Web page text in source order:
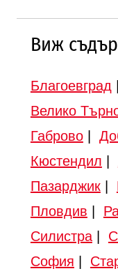
Виж
Благоевград
Велико
Габрово|
Кюстендил
Пазарджик|
Пловдив
Силистра|
София